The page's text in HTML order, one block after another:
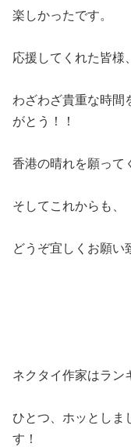
楽しかったです。
応援してくれた皆様
わざわざ貴重な時間
がとう！！
香港の晴れを願って
そしてこれからも、
どうぞ宜しくお願い
ネクタイ作家はラン
ひとつ、ホッとしま
す！